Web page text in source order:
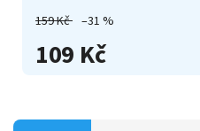
159 Kč –31 %
109 Kč